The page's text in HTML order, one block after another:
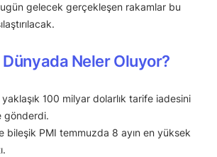
gelecek gerçekleşen rakamlar bu
Neler Oluyor?
100 milyar dolarlık tarife iadesini
gönderdi.
bileşik PMI temmuzda 8 ayın en yüksek